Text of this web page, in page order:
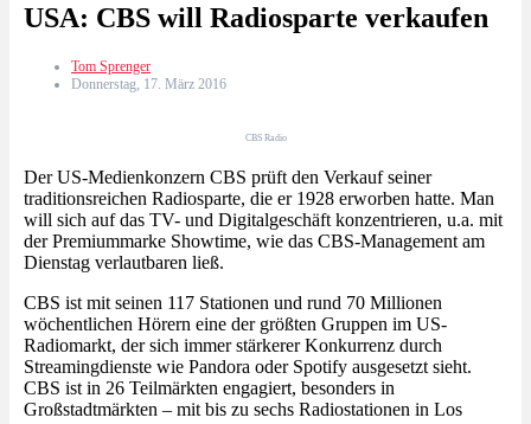
USA: CBS will Radiosparte verkaufen
Tom Sprenger
Donnerstag, 17. März 2016
CBS Radio
Der US-Medienkonzern CBS prüft den Verkauf seiner
traditionsreichen Radiosparte, die er 1928 erworben hatte. Man
will sich auf das TV- und Digitalgeschäft konzentrieren, u.a. mit
der Premiummarke Showtime, wie das CBS-Management am
Dienstag verlautbaren ließ.
CBS ist mit seinen 117 Stationen und rund 70 Millionen
wöchentlichen Hörern eine der größten Gruppen im US-
Radiomarkt, der sich immer stärkerer Konkurrenz durch
Streamingdienste wie Pandora oder Spotify ausgesetzt sieht.
CBS ist in 26 Teilmärkten engagiert, besonders in
Großstadtmärkten – mit bis zu sechs Radiostationen in Los